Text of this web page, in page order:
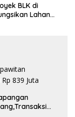
BLK di
Lahan